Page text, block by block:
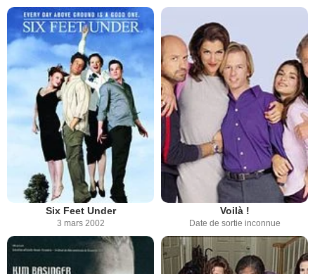
Six Feet Under
3 mars 2002
Voilà !
Date de sortie inconnue